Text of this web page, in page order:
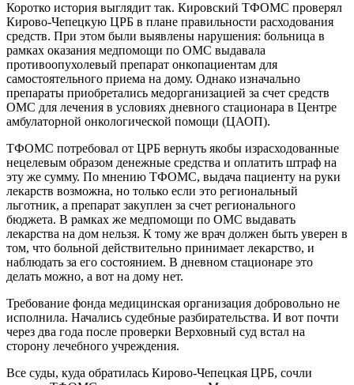
Коротко история выглядит так. Кировский ТФОМС проверял
Кирово-Чепецкую ЦРБ в плане правильности расходования
средств. При этом были выявлены нарушения: больница в
рамках оказания медпомощи по ОМС выдавала
противоопухолевый препарат онкопациентам для
самостоятельного приема на дому. Однако изначально
препараты приобретались медорганизацией за счет средств
ОМС для лечения в условиях дневного стационара в Центре
амбулаторной онкологической помощи (ЦАОП).
ТФОМС потребовал от ЦРБ вернуть якобы израсходованные
нецелевым образом денежные средства и оплатить штраф на
эту же сумму. По мнению ТФОМС, выдача пациенту на руки
лекарств возможна, но только если это региональный
льготник, а препарат закуплен за счет регионального
бюджета. В рамках же медпомощи по ОМС выдавать
лекарства на дом нельзя. К тому же врач должен быть уверен в
том, что больной действительно принимает лекарство, и
наблюдать за его состоянием. В дневном стационаре это
делать можно, а вот на дому нет.
Требование фонда медицинская организация добровольно не
исполнила. Начались судебные разбирательства. И вот почти
через два года после проверки Верховный суд встал на
сторону лечебного учреждения.
Все суды, куда обратилась Кирово-Чепецкая ЦРБ, сочли